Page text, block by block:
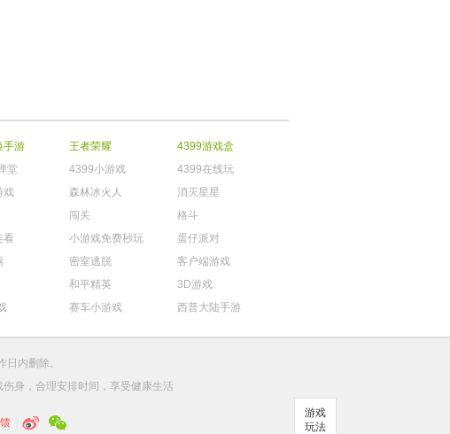
手游 王者荣耀
4399游戏盒
堂 4399小游戏
4399在线玩
戏 森林冰火人
消灭星星
闯关
格斗
看 小游戏免费秒玩
蛋仔派对
密室逃脱
客户端游戏
和平精英
3D游戏
赛车小游戏 西普大陆手游
游戏
玩法
日内删除。
身，合理安排时间，享受健康生活